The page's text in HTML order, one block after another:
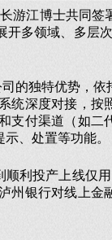
游江博士共同签
多领域、多层
的独特优势，
统深度对接，按
支付渠道（如二
、处置等功能。
利投产上线仅
州银行对线上金